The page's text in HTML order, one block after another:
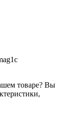
товаре? Вы